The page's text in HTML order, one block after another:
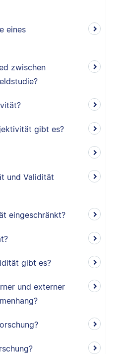
eines
zwischen
gibt es?
und Validität
eingeschränkt?
gibt es?
und externer